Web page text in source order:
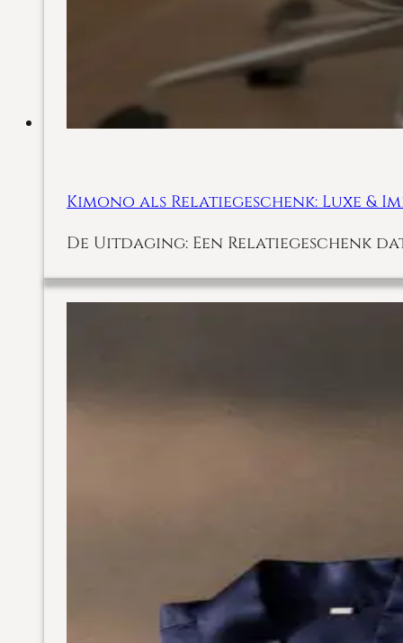
Kimono als Relatiegeschenk: Luxe &
De Uitdaging: Een Relatiegeschenk